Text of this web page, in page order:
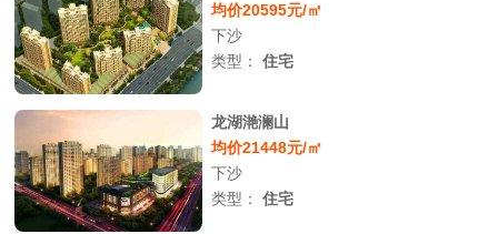
均价20595元/㎡
下沙
类型：住宅
龙湖滟澜山
均价21448元/㎡
下沙
类型：住宅